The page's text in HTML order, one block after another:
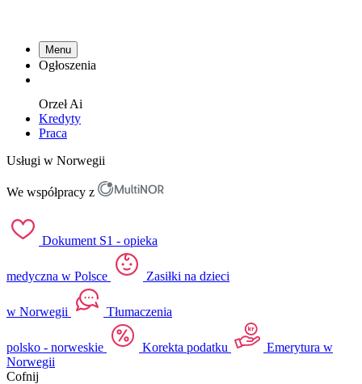
Menu
Ogłoszenia
OrzełAi
Kredyty
Praca
Usługi w Norwegii
We współpracy z
Dokument S1 - opieka
medyczna w Polsce Zasiłki na dzieci
w Norwegii Tłumaczenia
polsko - norweskie Korekta podatku
Emerytura w
Norwegii
Cofnij